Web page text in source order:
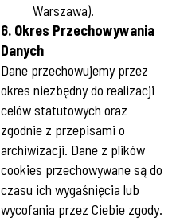
Warszawa).
6. Okres Przechowywania
Danych
Dane przechowujemy przez
okres niezbędny do realizacji
celów statutowych oraz
zgodnie z przepisami o
archiwizacji. Dane z plików
cookies przechowywane są do
czasu ich wygaśnięcia lub
wycofania przez Ciebie zgody.